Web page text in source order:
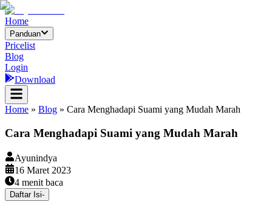
Home
Panduan
Pricelist
Blog
Login
Download
Home » Blog » Cara Menghadapi Suami yang Mudah Marah
Cara Menghadapi Suami yang Mudah Marah
Ayunindya
16 Maret 2023
4 menit baca
Daftar Isi-